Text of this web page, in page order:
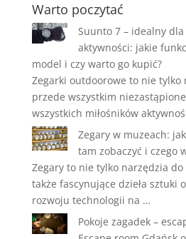
Warto poczytać
Suunto 7 – idealny
aktywności: jakie
model i czy warto go kupić?
Zegarki outdoorowe to nie tylko
przede wszystkim
wszystkich miłośników
Zegary w muzeach:
tam zobaczyć i czego
Zegary to nie tylko narzędzia
także fascynujące dzieła sztuki
rozwoju technologii na …
Pokoje zagadek –